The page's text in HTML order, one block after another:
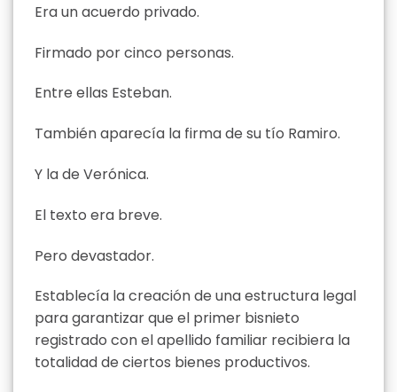
Era un acuerdo privado.
Firmado por cinco personas.
Entre ellas Esteban.
También aparecía la firma de su tío Ramiro.
Y la de Verónica.
El texto era breve.
Pero devastador.
Establecía la creación de una estructura legal
para garantizar que el primer bisnieto
registrado con el apellido familiar recibiera la
totalidad de ciertos bienes productivos.